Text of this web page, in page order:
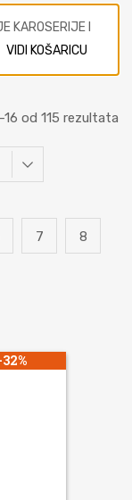
KAROSERIJE I
VIDI KOŠARICU
od 115 rezultata
7 8